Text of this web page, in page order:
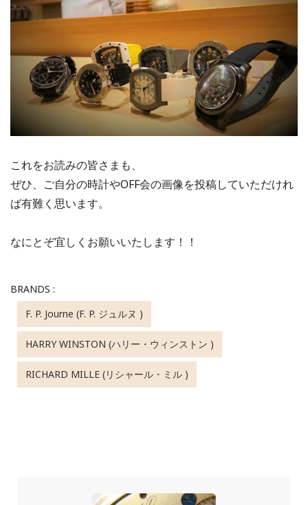
これをお読みの皆さまも、
ぜひ、ご自分の時計やOFF会の画像を投稿していただけれ
ば有難く思います。
なにとぞ宜しくお願いいたします！！
BRANDS :
F. P. Journe (F. P. ジュルヌ )
HARRY WINSTON (ハリー・ウィンストン )
RICHARD MILLE (リシャール・ミル )